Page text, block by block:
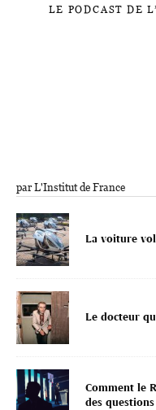
LE PODCAST DE
par L'Institut de France
La voiture
Le docteur
Comment le
des